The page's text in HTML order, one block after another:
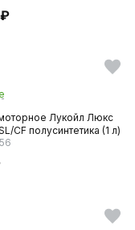
Лукойл Люкс
CF полусинтетика (1 л)